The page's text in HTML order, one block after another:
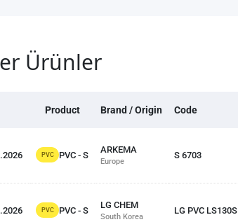
Ürünler
Product Brand / Origin Code
PVC PVC - S
ARKEMA
Europe
S 6703
PVC PVC - S
LG CHEM
South Korea
LG PVC LS130S